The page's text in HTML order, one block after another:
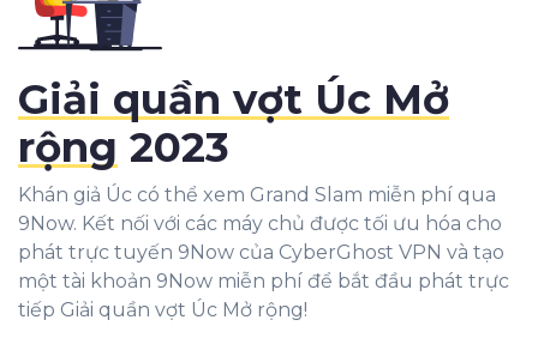
Giải quần vợt Úc Mở
rộng 2023
Khán giả Úc có thể xem Grand Slam miễn phí qua
9Now. Kết nối với các máy chủ được tối ưu hóa cho
phát trực tuyến 9Now của CyberGhost VPN và tạo
một tài khoản 9Now miễn phí để bắt đầu phát trực
tiếp Giải quần vợt Úc Mở rộng!